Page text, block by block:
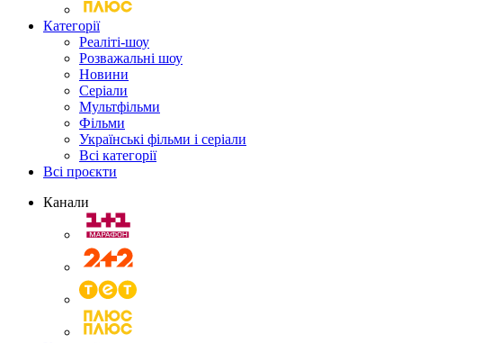
Категорії
Реаліті-шоу
Розважальні шоу
Новини
Серіали
Мультфільми
Фільми
Українські фільми і серіали
Всі категорії
Всі проєкти
Канали